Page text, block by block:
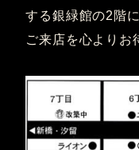
する銀緑館の2階
ご来店を心よりお